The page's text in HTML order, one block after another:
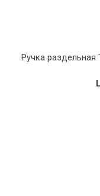
Ручка раздельная